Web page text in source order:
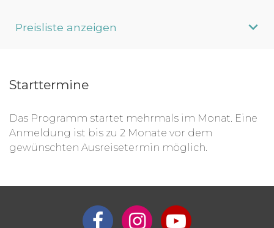
Preisliste anzeigen
Interesse an längerem
Bitte beachte: Alle Angaben zu Preisen sind ohne Gewähr. Bei den
Programmpreisen handelt es sich um Circa-Angaben des
Starttermine
Das Programm startet mehrmals im Monat. Eine
Anmeldung ist bis zu 2 Monate vor dem
gewünschten Ausreisetermin möglich.